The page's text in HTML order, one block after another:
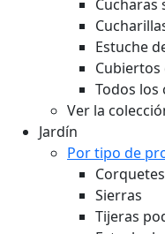
Cucharas
Estuche
Todos los
Ver la
Jardín
Por tipo de
Corquetes
Sierras
Tijeras